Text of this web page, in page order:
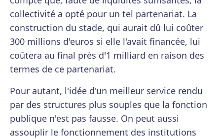
collectivité a opté pour un tel partenariat. La
construction du stade, qui aurait dû lui coûter
300 millions d'euros si elle l'avait financée, lui
coûtera au final près d'1 milliard en raison des
termes de ce partenariat.
Pour autant, l'idée d'un meilleur service rendu
par des structures plus souples que la fonction
publique n'est pas fausse. On peut aussi
assouplir le fonctionnement des institutions